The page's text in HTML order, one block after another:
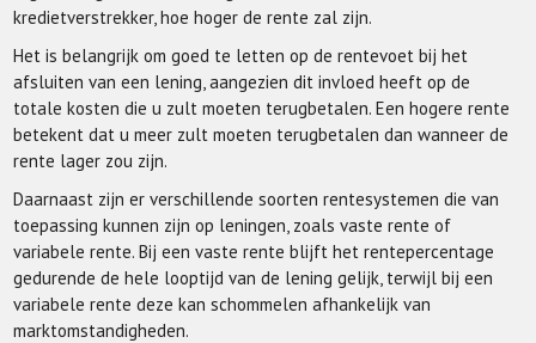
kredietverstrekker, hoe hoger de rente zal zijn.
Het is belangrijk om goed te letten op de rentevoet bij het
afsluiten van een lening, aangezien dit invloed heeft op de
totale kosten die u zult moeten terugbetalen. Een hogere rente
betekent dat u meer zult moeten terugbetalen dan wanneer de
rente lager zou zijn.
Daarnaast zijn er verschillende soorten rentesystemen die van
toepassing kunnen zijn op leningen, zoals vaste rente of
variabele rente. Bij een vaste rente blijft het rentepercentage
gedurende de hele looptijd van de lening gelijk, terwijl bij een
variabele rente deze kan schommelen afhankelijk van
marktomstandigheden.